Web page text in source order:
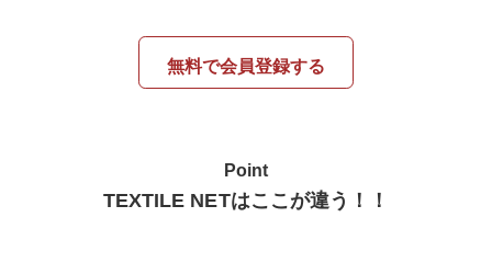
無料で会員登録する
Point
TEXTILE NETはここが違う！！